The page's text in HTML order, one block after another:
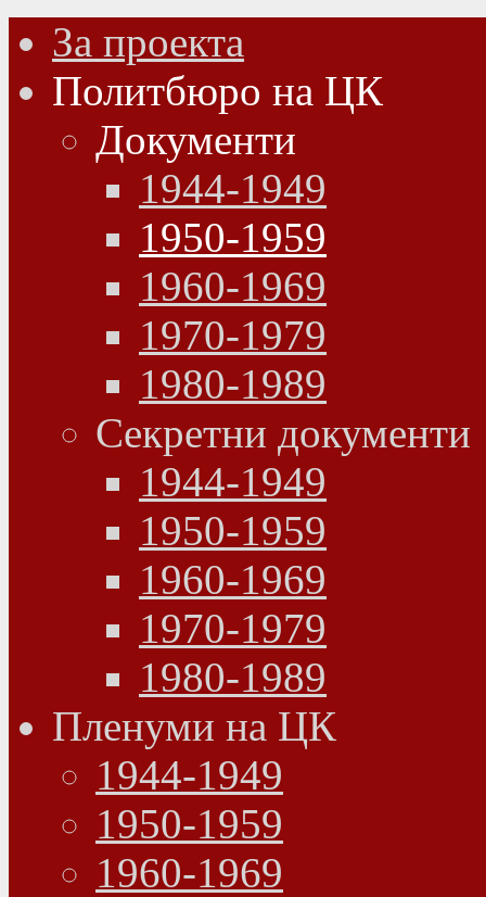
За проекта
Политбюро на ЦК
Документи
1944-1949
1950-1959
1960-1969
1970-1979
1980-1989
Секретни документи
1944-1949
1950-1959
1960-1969
1970-1979
1980-1989
Пленуми на ЦК
1944-1949
1950-1959
1960-1969